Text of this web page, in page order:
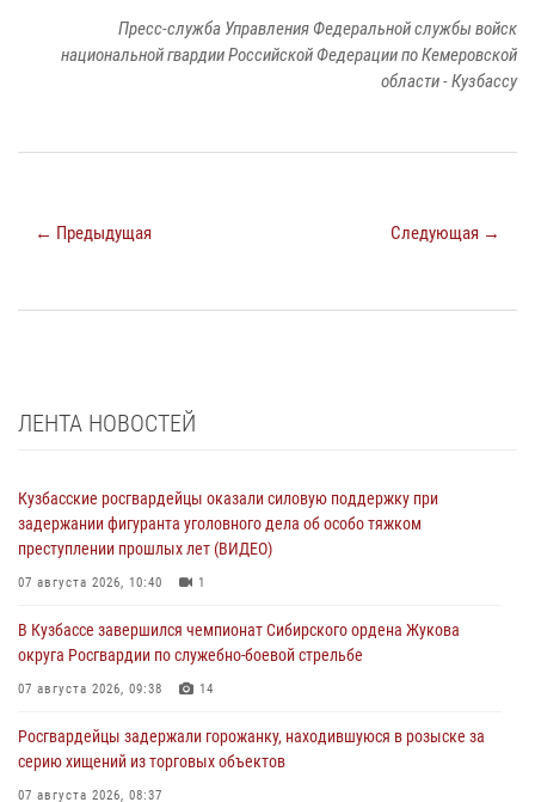
Пресс-служба Управления Федеральной службы войск
национальной гвардии Российской Федерации по Кемеровской
области - Кузбассу
← Предыдущая Следующая →
ЛЕНТА НОВОСТЕЙ
Кузбасские росгвардейцы оказали силовую поддержку при
задержании фигуранта уголовного дела об особо тяжком
преступлении прошлых лет (ВИДЕО)
07 августа 2026, 10:40 1
В Кузбассе завершился чемпионат Сибирского ордена Жукова
округа Росгвардии по служебно-боевой стрельбе
07 августа 2026, 09:38 14
Росгвардейцы задержали горожанку, находившуюся в розыске за
серию хищений из торговых объектов
07 августа 2026, 08:37